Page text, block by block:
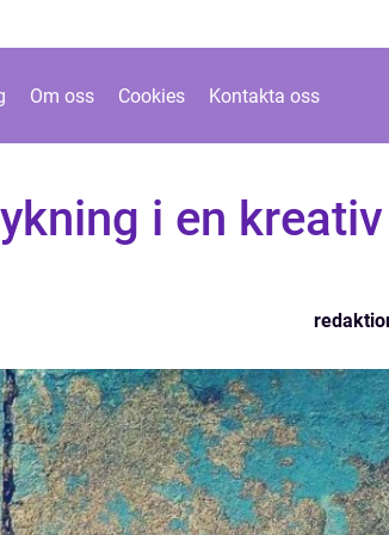
Om oss Cookies Kontakta oss
i en kreativ